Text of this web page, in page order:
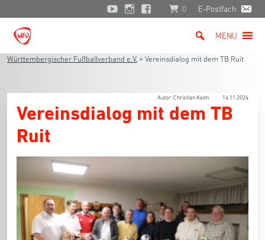
0 E-Postfach
MENU
Württembergischer Fußballverband e.V. > Vereinsdialog mit dem TB Ruit
Autor: Christian Keim 14.11.2024
Vereinsdialog mit dem TB
Ruit